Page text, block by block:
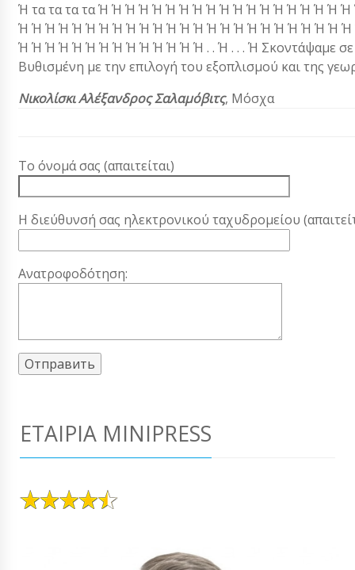
Ή τα τα τα τα Ή Ή Ή Ή Ή Ή Ή Ή Ή Ή Ή Ή Ή Ή Ή Ή Ή
Ή Ή Ή Ή Ή Ή Ή Ή Ή Ή Ή Ή Ή Ή Ή Ή Ή Ή Ή Ή Ή Ή Ή Ή
Ή Ή Ή Ή Ή Ή Ή Ή Ή Ή Ή Ή Ή Ή . . Ή . . . Ή Σκοντάψαμε σε
Βυθισμένη με την επιλογή του εξοπλισμού και της
Νικολίσκι Αλέξανδρος Σαλαμόβιτς, Μόσχα
Το όνομά σας (απαιτείται)
Η διεύθυνσή σας ηλεκτρονικού ταχυδρομείου
Ανατροφοδότηση:
ΕΤΑΙΡΊΑ MINIPRESS